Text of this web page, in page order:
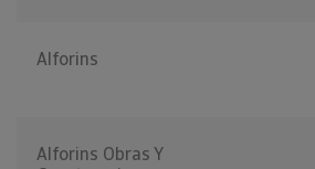
Alforins
Alforins Obras Y